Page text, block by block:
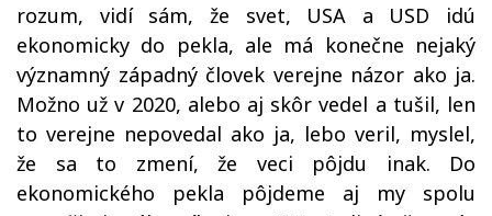
rozum, vidí sám, že svet, USA a USD idú
ekonomicky do pekla, ale má konečne nejaký
významný západný človek verejne názor ako ja.
Možno už v 2020, alebo aj skôr vedel a tušil, len
to verejne nepovedal ako ja, lebo veril, myslel,
že sa to zmení, že veci pôjdu inak. Do
ekonomického pekla pôjdeme aj my spolu